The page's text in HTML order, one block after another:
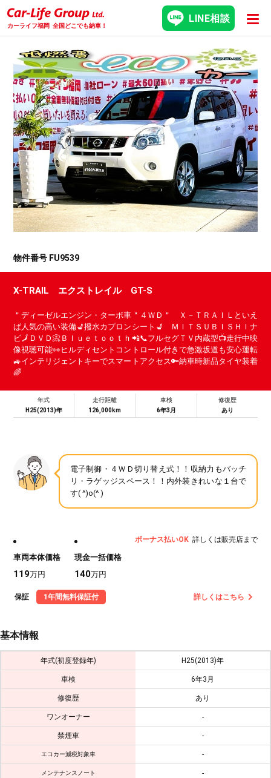
カーライフ福岡 全国どこでも納車！
LINE相談
物件番号 FU9539
X-TRAIL エクストレイル GT-S
＂ディーゼルエンジン・ターボ車＂４ＷＤ＂ Ｘ－ＴＲＡＩＬといえ
ば人気の高い装備💺撥水カプロンシート💺 ＭＩＴＳＵＢＩＳＨＩナ
ビ🗾ＤＶＤ📀Ｂｌｕｅｔｏｏｔｈ📲📞フルセグＴＶ内蔵型📺走行中映
像視聴可能👀ヒルディセントコントロール付きで急激坂道も安心運転
🚙インテリジェントキーでスマートアクセス🔑納車時新品タイヤ装着
🌈
年式
H25(2013)年
走行距離
126,000km
車検
6年3月
修復歴
あり
電子制御・４ＷＤ切り替え式！！収納力もバッチ
リ・ラゲッジスペース！！内外装きれいな１台で
す( ^)o(^ )
車両本体価格
119万円
現金一括価格
140万円
ボーナス払いOK 詳しくは販売店まで
保証 1年間無料保証付 詳しくはこちら
基本情報
年式(初度登録年) H25(2013)年
車検 6年3月
修復歴 あり
ワンオーナー -
禁煙車 -
エコカー減税対象車 -
メンテナンスノート -